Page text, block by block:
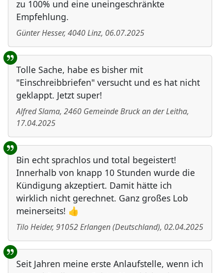
zu 100% und eine uneingeschränkte
Empfehlung.
Günter Hesser, 4040Linz, 06.07.2025
Tolle Sache, habe es bisher mit
"Einschreibbriefen" versucht und es hat nicht
geklappt. Jetzt super!
Alfred Slama, 2460 Gemeinde Bruck an der Leitha,
17.04.2025
Bin echt sprachlos und total begeistert!
Innerhalb von knapp 10 Stunden wurde die
Kündigung akzeptiert. Damit hätte ich
wirklich nicht gerechnet. Ganz großes Lob
meinerseits! 👍
Tilo Heider, 91052Erlangen(Deutschland), 02.04.2025
Seit Jahren meine erste Anlaufstelle, wenn ich